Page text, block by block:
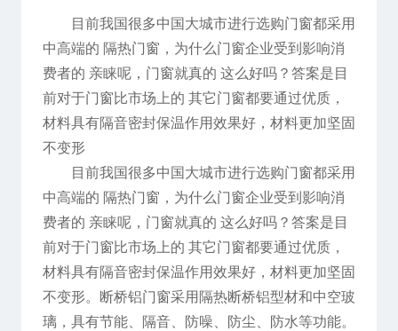
目前我国很多中国大城市进行选购门窗都采用
中高端的 隔热门窗，为什么门窗企业受到影响消
费者的 亲睐呢，门窗就真的 这么好吗？答案是目
前对于门窗比市场上的 其它门窗都要通过优质，
材料具有隔音密封保温作用效果好，材料更加坚固
不变形
目前我国很多中国大城市进行选购门窗都采用
中高端的 隔热门窗，为什么门窗企业受到影响消
费者的 亲睐呢，门窗就真的 这么好吗？答案是目
前对于门窗比市场上的 其它门窗都要通过优质，
材料具有隔音密封保温作用效果好，材料更加坚固
不变形。断桥铝门窗采用隔热断桥铝型材和中空玻
璃，具有节能、隔音、防噪、防尘、防水等功能。